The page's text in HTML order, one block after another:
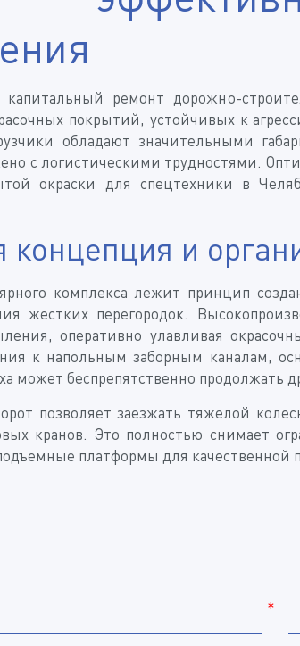
ремонт дорожно-
покрытий, устойчивых к
обладают значительными
с логистическими трудностями.
окраски для спецтехники в
концепция и
комплекса лежит принцип
жестких перегородок.
оперативно улавливая
к напольным заборным каналам,
может беспрепятственно продолжать
позволяет заезжать тяжелой
кранов. Это полностью снимает
платформы для качественной
*